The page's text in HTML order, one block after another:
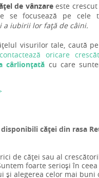
de vânzareeste crescut
se focusează pe cele
a iubirii lor față de câini.
visurilor tale, caută
contactează oricare
cârlionțată cu care
căței din rasa
de căței sau al
foarte serioși în
și alegerea celor mai buni